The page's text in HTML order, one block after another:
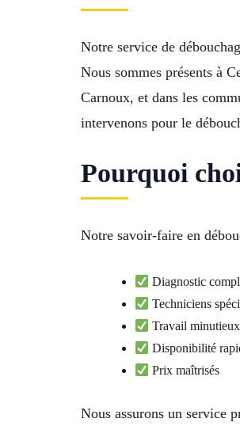
Notre service de
Nous sommes présents à
Carnoux, et dans les
intervenons pour le
Pourquoi
Notre savoir-faire en
Diagnostic
Techniciens
Travail minutieux
Disponibilité
Prix maîtrisés
Nous assurons un service